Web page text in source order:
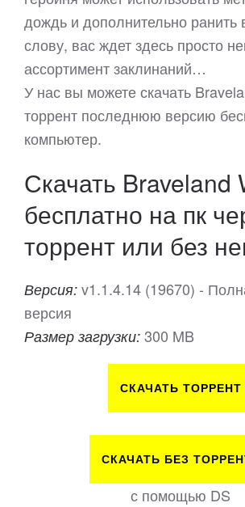
дождь и дополнительно ранить
слову, вас ждет здесь просто
ассортимент заклинаний…
У нас вы можете скачать
торрент последнюю версию
компьютер.
Скачать Braveland
бесплатно на пк
торрент или без
Версия: v1.1.4.14 (19670) -
версия
Размер загрузки: 300 MB
СКАЧАТЬ ТОРРЕНТ
СКАЧАТЬ БЕЗ
с помощью DS